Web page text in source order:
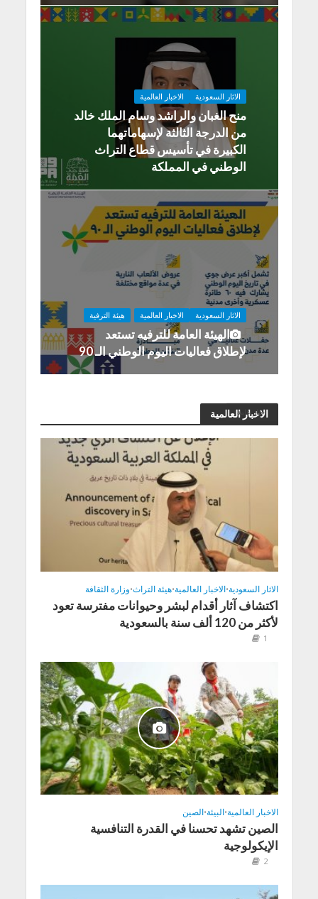
الاثار السعودية الاخبار العالمية
منح الغبان والراشد وسام الملك خالد
من الدرجة الثالثة لإسهاماتهما
الكبيرة في تأسيس قطاع التراث
الوطني في المملكة
الاثار السعودية الاخبار العالمية هيئة الترفية
الهيئة العامة للترفيه تستعد
لإطلاق فعاليات اليوم الوطني الـ 90
الاخبار العالمية
اخبار عامة
الاثار السعودية•الاخبار العالمية•هيئة التراث•وزارة الثقافة
اكتشاف آثار أقدام لبشر وحيوانات مفترسة تعود
لأكثر من 120 ألف سنة بالسعودية
1
الاخبار العالمية•البيئة•الصين
الصين تشهد تحسنا في القدرة التنافسية
الإيكولوجية
2